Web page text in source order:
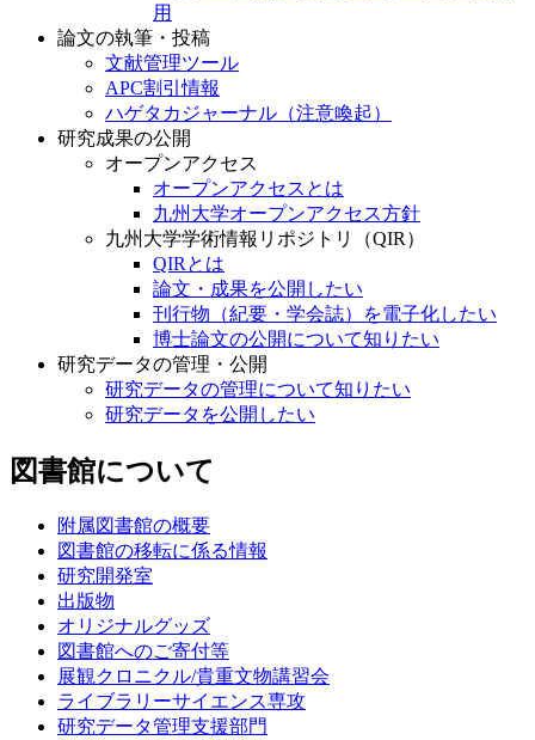
用
論文の執筆・投稿
文献管理ツール
APC割引情報
ハゲタカジャーナル（注意喚起）
研究成果の公開
オープンアクセス
オープンアクセスとは
九州大学オープンアクセス方針
九州大学学術情報リポジトリ（QIR）
QIRとは
論文・成果を公開したい
刊行物（紀要・学会誌）を電子化したい
博士論文の公開について知りたい
研究データの管理・公開
研究データの管理について知りたい
研究データを公開したい
図書館について
附属図書館の概要
図書館の移転に係る情報
研究開発室
出版物
オリジナルグッズ
図書館へのご寄付等
展観クロニクル/貴重文物講習会
ライブラリーサイエンス専攻
研究データ管理支援部門